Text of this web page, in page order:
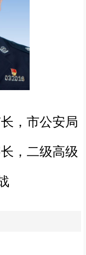
，市公安局
，二级高级